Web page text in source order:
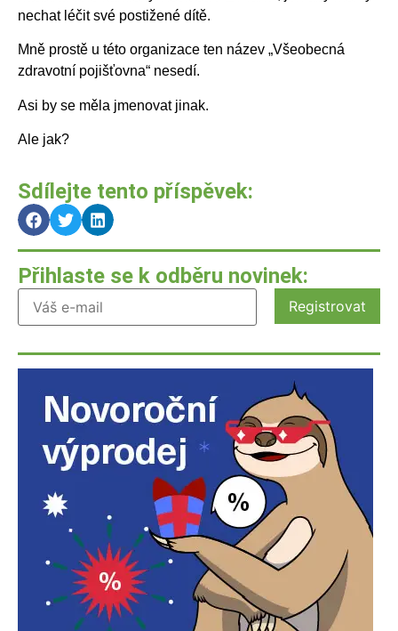
nechat léčit své postižené dítě.
Mně prostě u této organizace ten název „Všeobecná
zdravotní pojišťovna“ nesedí.
Asi by se měla jmenovat jinak.
Ale jak?
Sdílejte tento příspěvek:
Přihlaste se k odběru novinek: